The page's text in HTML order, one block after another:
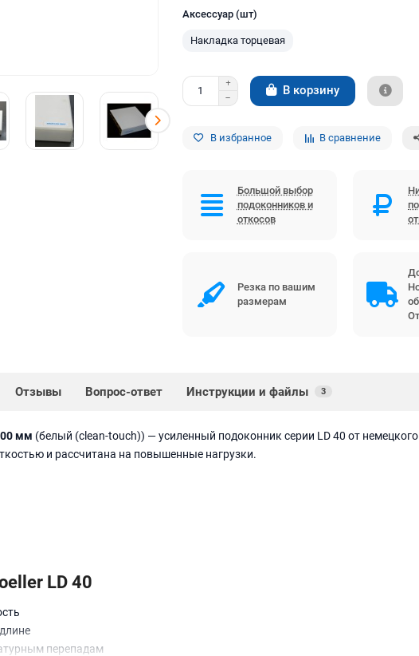
Аксессуар (шт)
Накладка торцевая
В корзину
В избранное В сравнение
Большой выбор
подоконников и
откосов
Резка по вашим
размерам
Отзывы Вопрос-ответ Инструкции и файлы 3
мм (белый (clean-touch)) — усиленный подоконник серии LD 40 от
и рассчитана на повышенные нагрузки.
LD 40
перепадам